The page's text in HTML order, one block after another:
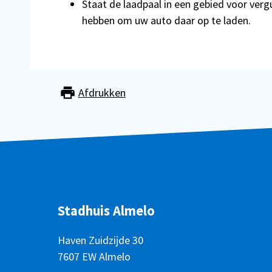
Staat de laadpaal in een gebied voor
hebben om uw auto daar op te laden.
Afdrukken
Stadhuis Almelo
Haven Zuidzijde 30
7607 EW Almelo